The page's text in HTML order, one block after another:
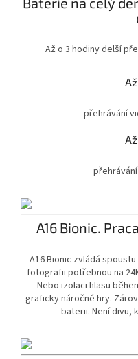
Až o 3 hodiny delší
přehrávání
A16 Bionic.
A16 Bionic zvládá
fotografii potřebnou na
Nebo izolaci hlasu
graficky náročné hry.
baterii. Není divu,